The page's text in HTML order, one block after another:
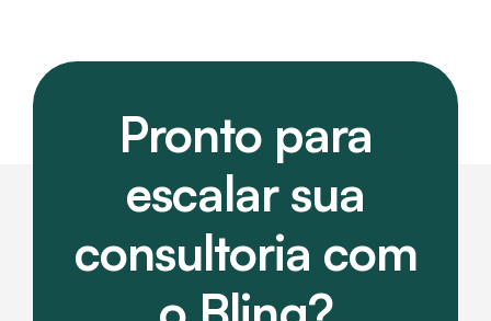
Pronto para
escalar sua
consultoria com